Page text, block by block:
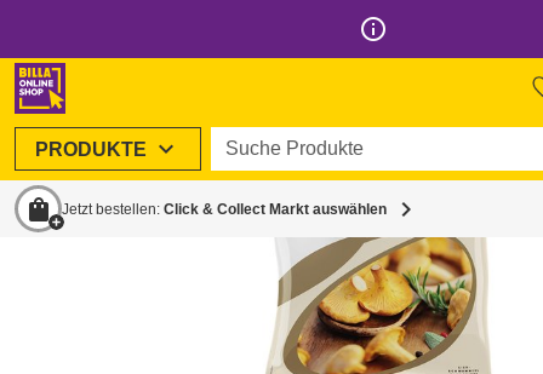
info_outline
PRODUKTE expand_more Suche Produkte
shopping_bag Jetzt bestellen: Click & Collect Markt auswählen chevron_right